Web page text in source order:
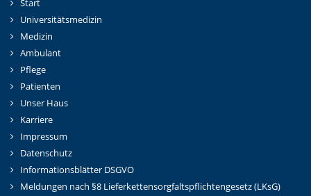
Start
Universitätsmedizin
Medizin
Ambulant
Pflege
Patienten
Unser Haus
Karriere
Impressum
Datenschutz
Informationsblätter DSGVO
Meldungen nach §8 Lieferkettensorgfaltspflichtengesetz (LKsG)